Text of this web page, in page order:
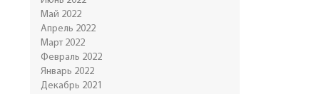
Май 2022
Апрель 2022
Март 2022
Февраль 2022
Январь 2022
Декабрь 2021